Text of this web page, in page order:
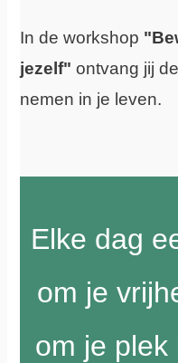
In de workshop
jezelf" ontvang jij
nemen in je leven.
Elke dag
om je
om je plek